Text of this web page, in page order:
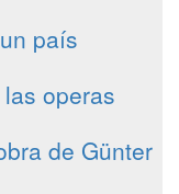
país
operas
de Günter